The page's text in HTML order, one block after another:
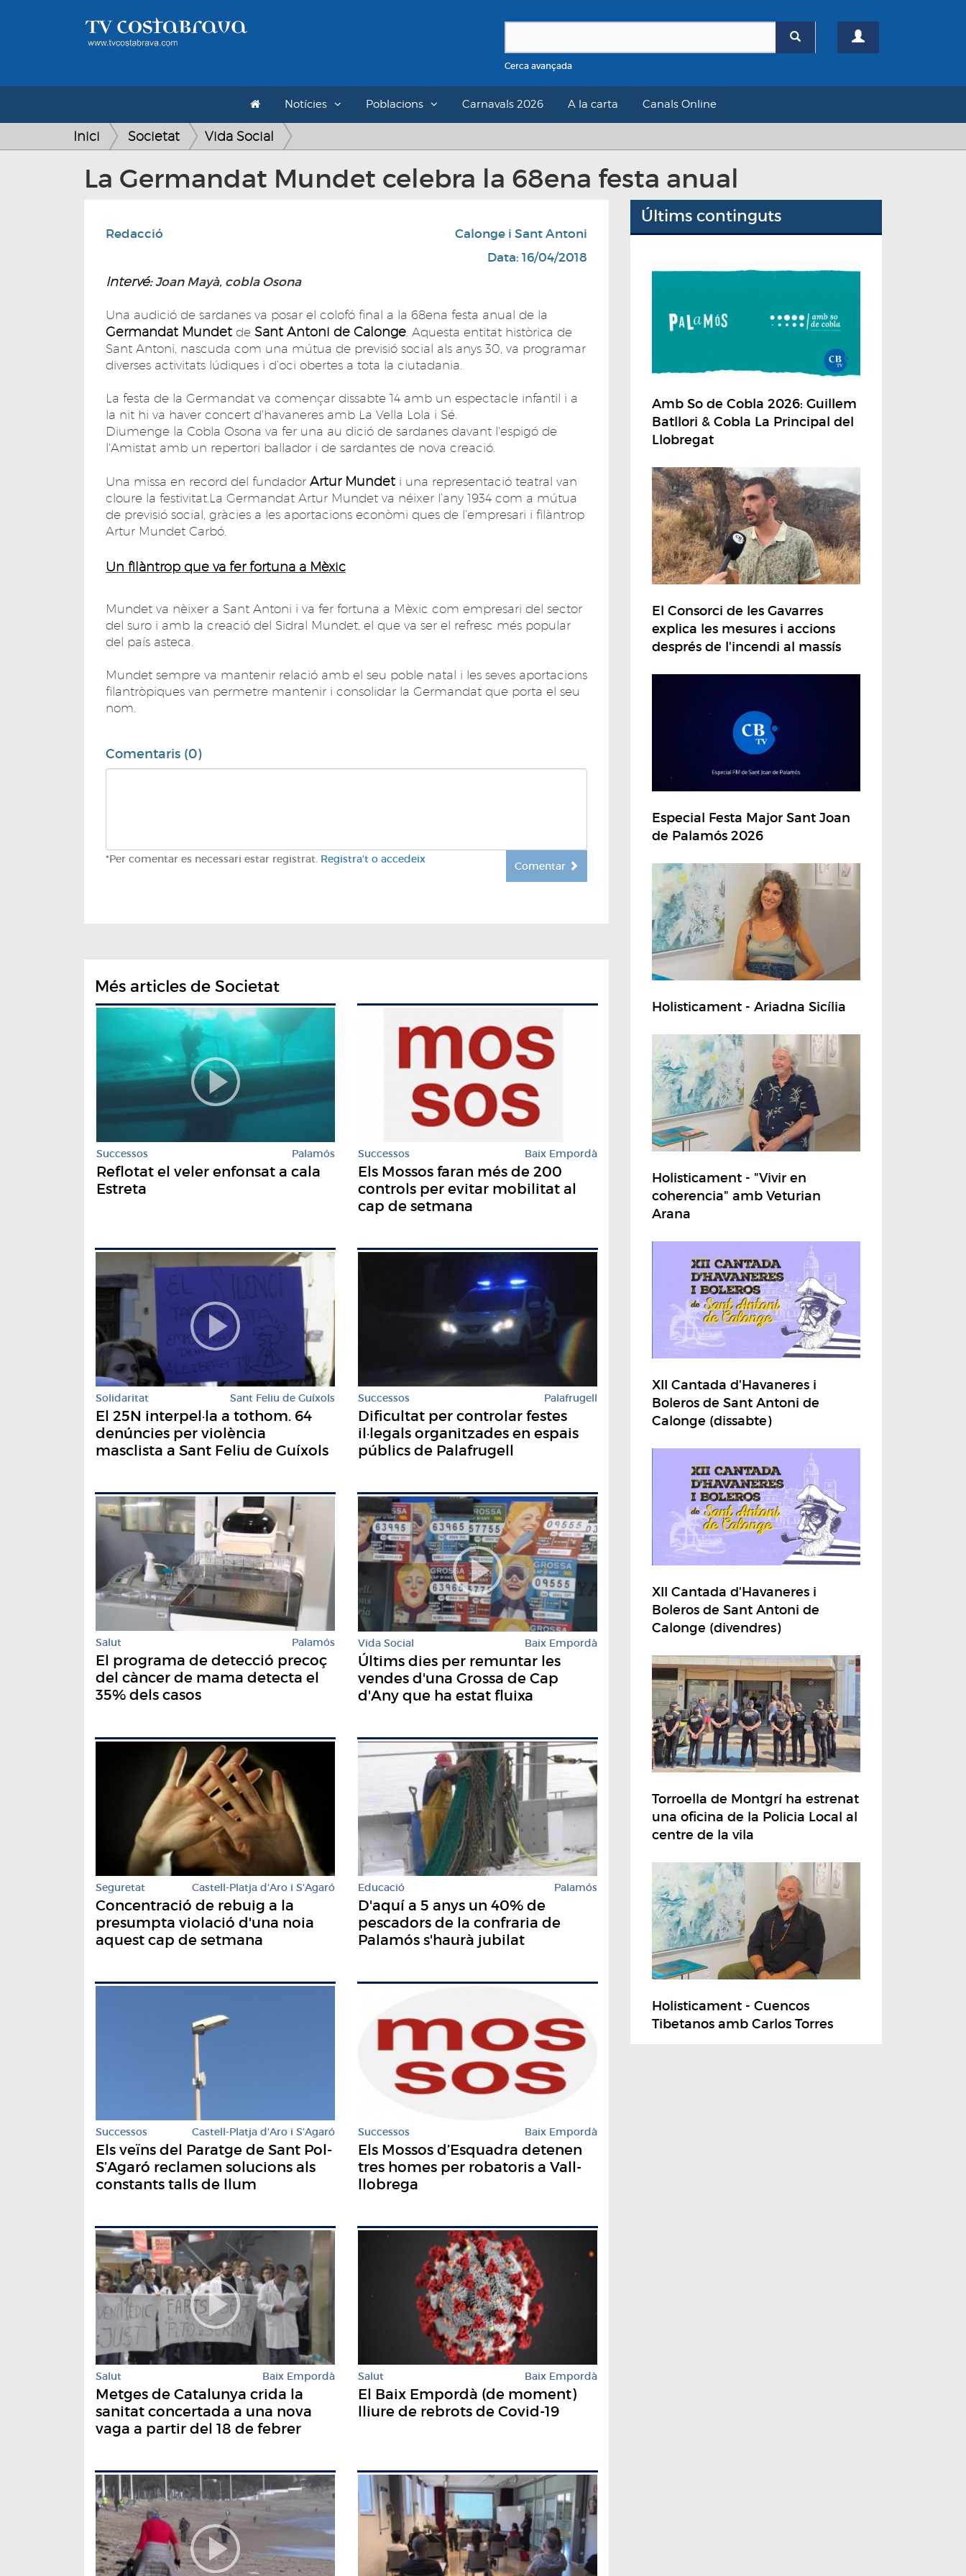
Cerca avançada
Notícies Poblacions Carnavals 2026 A la carta Canals Online
Inici Societat Vida Social
La Germandat Mundet celebra la 68ena festa anual
Redacció
Calonge i Sant Antoni
Data: 16/04/2018
Intervé:Joan Mayà, cobla Osona
Una audició de sardanes va posar el colofó final a la 68ena festa anual de la
Germandat Mundet de Sant Antoni de Calonge. Aquesta entitat històrica de
Sant Antoni, nascuda com una mútua de previsió social als anys 30, va programar
diverses activitats lúdiques i d’oci obertes a tota la ciutadania.
La festa de la Germandat va començar dissabte 14 amb un espectacle infantil i a
la nit hi va haver concert d'havaneres amb La Vella Lola i Sé.
Diumenge la Cobla Osona va fer una au dició de sardanes davant l'espigó de
l'Amistat amb un repertori ballador i de sardantes de nova creació.
Una missa en record del fundador Artur Mundet i una representació teatral van
cloure la festivitat.La Germandat Artur Mundet va néixer l’any 1934 com a mútua
de previsió social, gràcies a les aportacions econòmi ques de l’empresari i filàntrop
Artur Mundet Carbó.
Un filàntrop que va fer fortuna a Mèxic
Mundet va nèixer a Sant Antoni i va fer fortuna a Mèxic com empresari del sector
del suro i amb la creació del Sidral Mundet, el que va ser el refresc més popular
del país asteca.
Mundet sempre va mantenir relació amb el seu poble natal i les seves aportacions
filantròpiques van permetre mantenir i consolidar la Germandat que porta el seu
nom.
Comentaris (0)
*Per comentar es necessari estar registrat. Registra't o accedeix
Comentar
Més articles de Societat
Successos Palamós
Reflotat el veler enfonsat a cala
Estreta
Successos Baix Empordà
Els Mossos faran més de 200
controls per evitar mobilitat al
cap de setmana
Solidaritat Sant Feliu de Guíxols
El 25N interpel·la a tothom. 64
denúncies per violència
masclista a Sant Feliu de Guíxols
Successos Palafrugell
Dificultat per controlar festes
il·legals organitzades en espais
públics de Palafrugell
Salut Palamós
El programa de detecció precoç
del càncer de mama detecta el
35% dels casos
Vida Social Baix Empordà
Últims dies per remuntar les
vendes d'una Grossa de Cap
d'Any que ha estat fluixa
Seguretat Castell-Platja d'Aro i S'Agaró
Concentració de rebuig a la
presumpta violació d'una noia
aquest cap de setmana
Educació Palamós
D'aquí a 5 anys un 40% de
pescadors de la confraria de
Palamós s'haurà jubilat
Successos Castell-Platja d'Aro i S'Agaró
Els veïns del Paratge de Sant Pol-
S’Agaró reclamen solucions als
constants talls de llum
Successos Baix Empordà
Els Mossos d’Esquadra detenen
tres homes per robatoris a Vall-
llobrega
Salut Baix Empordà
Metges de Catalunya crida la
sanitat concertada a una nova
vaga a partir del 18 de febrer
Salut Baix Empordà
El Baix Empordà (de moment)
lliure de rebrots de Covid-19
Últims continguts
Amb So de Cobla 2026: Guillem
Batllori & Cobla La Principal del
Llobregat
El Consorci de les Gavarres
explica les mesures i accions
després de l'incendi al massís
Especial Festa Major Sant Joan
de Palamós 2026
Holisticament - Ariadna Sicília
Holisticament - "Vivir en
coherencia" amb Veturian
Arana
XII Cantada d'Havaneres i
Boleros de Sant Antoni de
Calonge (dissabte)
XII Cantada d'Havaneres i
Boleros de Sant Antoni de
Calonge (divendres)
Torroella de Montgrí ha estrenat
una oficina de la Policia Local al
centre de la vila
Holisticament - Cuencos
Tibetanos amb Carlos Torres